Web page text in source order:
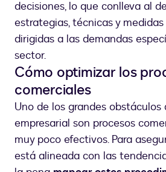
decisiones, lo que conlleva al
estrategias, técnicas y
dirigidas a las demandas
sector.
Cómo optimizar los
comerciales
Uno de los grandes
empresarial son procesos
muy poco efectivos. Para
está alineada con las